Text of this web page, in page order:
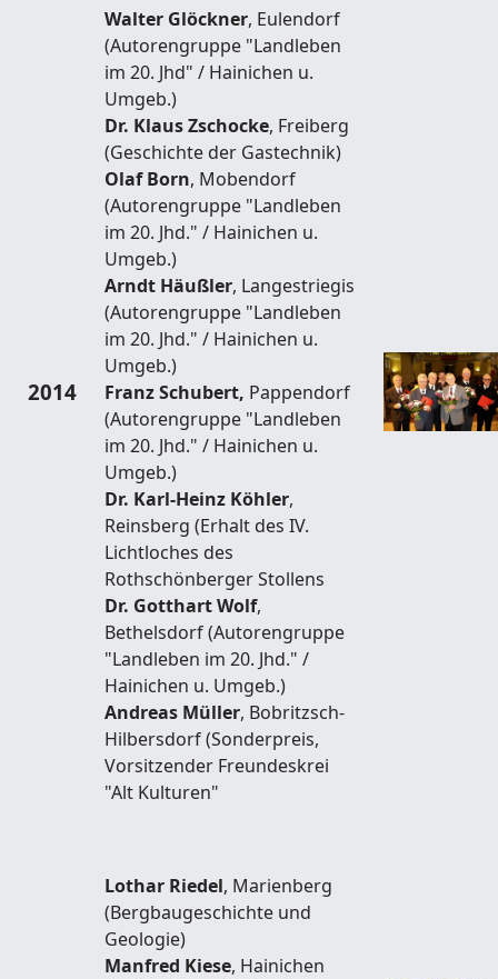
2014
Walter Glöckner, Eulendorf
(Autorengruppe "Landleben
im 20. Jhd" / Hainichen u.
Umgeb.)
Dr. Klaus Zschocke, Freiberg
(Geschichte der Gastechnik)
Olaf Born, Mobendorf
(Autorengruppe "Landleben
im 20. Jhd." / Hainichen u.
Umgeb.)
Arndt Häußler, Langestriegis
(Autorengruppe "Landleben
im 20. Jhd." / Hainichen u.
Umgeb.)
Franz Schubert, Pappendorf
(Autorengruppe "Landleben
im 20. Jhd." / Hainichen u.
Umgeb.)
Dr. Karl-Heinz Köhler,
Reinsberg (Erhalt des IV.
Lichtloches des
Rothschönberger Stollens
Dr. Gotthart Wolf,
Bethelsdorf (Autorengruppe
"Landleben im 20. Jhd." /
Hainichen u. Umgeb.)
Andreas Müller, Bobritzsch-
Hilbersdorf (Sonderpreis,
Vorsitzender Freundeskrei
"Alt Kulturen"
Lothar Riedel, Marienberg
(Bergbaugeschichte und
Geologie)
Manfred Kiese, Hainichen